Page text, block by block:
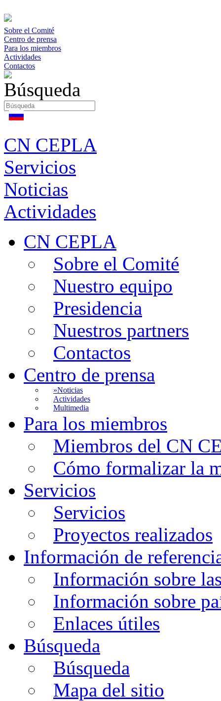
Sobre el Comité
Centro de prensa
Para los miembros
Actividades
Contactos
CN CEPLA
Servicios
Noticias
Actividades
CN CEPLA
Sobre el Comité
Nuestro equipo
Presidencia
Nuestros partners
Contactos
Centro de prensa
»Noticias
Actividades
Multimedia
Para los miembros
Miembros del CN
Cómo formalizar la
Servicios
Servicios
Proyectos realizados
Información de
Información sobre
Información sobre
Enlaces útiles
Búsqueda
Búsqueda
Mapa del sitio